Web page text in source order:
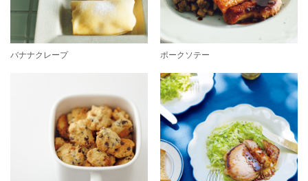
バナナクレープ ポークソテー